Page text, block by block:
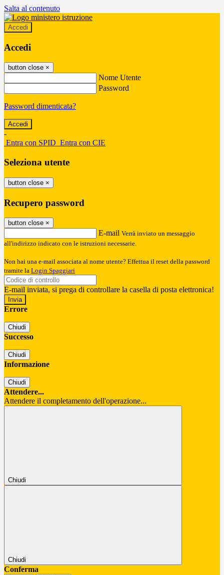
Salta al contenuto
Accedi
Accedi
button close ×
Nome Utente
Password
Password dimenticata?
-
Entra con SPID Entra con CIE
Seleziona utente
button close ×
Recupero password
button close ×
E-mail Verrà inviato un messaggio
all'indirizzo indicato con le istruzioni necessarie.
Non hai una e-mail associata al nome utente? Effettua il reset della password
tramite la Login Spaggiari
E-mail inviata, si prega di controllare la casella di posta elettronica!
Errore
Chiudi
Successo
Chiudi
Informazione
Chiudi
Attendere...
Attendere il completamento dell'operazione...
Chiudi
Chiudi
Conferma